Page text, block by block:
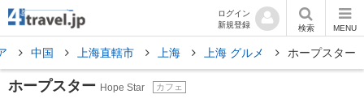
ログイン
新規登録
検索 MENU
中国 上海直轄市 上海 上海 グルメ ホープスター
ホープスター Hope Star カフェ